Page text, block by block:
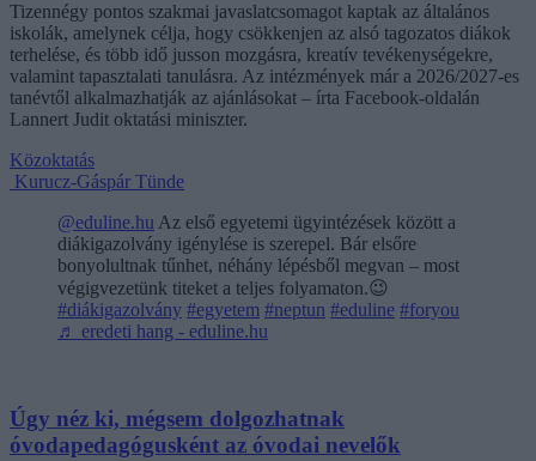
Tizennégy pontos szakmai javaslatcsomagot kaptak az általános
iskolák, amelynek célja, hogy csökkenjen az alsó tagozatos diákok
terhelése, és több idő jusson mozgásra, kreatív tevékenységekre,
valamint tapasztalati tanulásra. Az intézmények már a 2026/2027-es
tanévtől alkalmazhatják az ajánlásokat – írta Facebook-oldalán
Lannert Judit oktatási miniszter.
Közoktatás
Kurucz-Gáspár Tünde
@eduline.hu Az első egyetemi ügyintézések között a
diákigazolvány igénylése is szerepel. Bár elsőre
bonyolultnak tűnhet, néhány lépésből megvan – most
végigvezetünk titeket a teljes folyamaton.😉
#diákigazolvány #egyetem #neptun #eduline #foryou
♬ eredeti hang - eduline.hu
Úgy néz ki, mégsem dolgozhatnak
óvodapedagógusként az óvodai nevelők